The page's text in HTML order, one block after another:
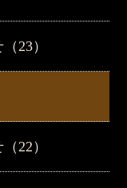
23）
22）